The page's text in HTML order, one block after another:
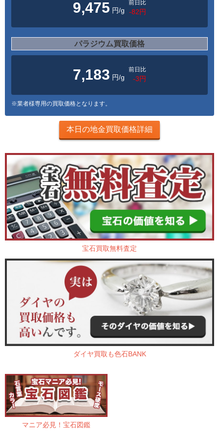
9,475 円/g
前日比
-82円
パラジウム買取価格
7,183 円/g
前日比
-3円
※業者様専用の買取価格となります。
本日の地金買取価格詳細
宝石買取無料査定
ダイヤ買取も色石BANK
マニア必見！宝石図鑑